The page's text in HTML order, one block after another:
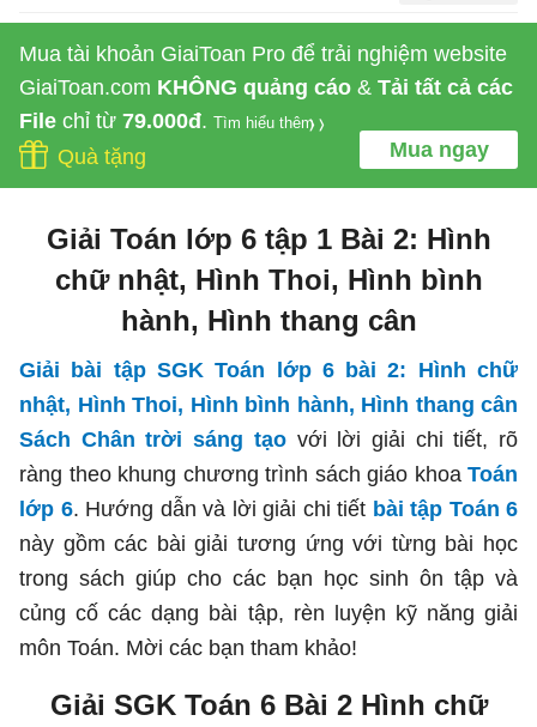
Mua tài khoản GiaiToan Pro để trải nghiệm website
GiaiToan.com KHÔNG quảng cáo & Tải tất cả các
File chỉ từ 79.000đ. Tìm hiểu thêm
Mua ngay
Quà tặng
Giải Toán lớp 6 tập 1 Bài 2: Hình
chữ nhật, Hình Thoi, Hình bình
hành, Hình thang cân
Giải bài tập SGK Toán lớp 6 bài 2: Hình chữ
nhật, Hình Thoi, Hình bình hành, Hình thang cân
Sách Chân trời sáng tạovới lời giải chi tiết, rõ
ràng theo khung chương trình sách giáo khoa Toán
lớp 6. Hướng dẫn và lời giải chi tiết bài tập Toán 6
này gồm các bài giải tương ứng với từng bài học
trong sách giúp cho các bạn học sinh ôn tập và
củng cố các dạng bài tập, rèn luyện kỹ năng giải
môn Toán. Mời các bạn tham khảo!
Giải SGK Toán 6 Bài 2 Hình chữ